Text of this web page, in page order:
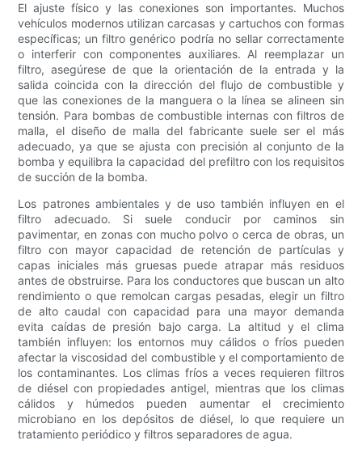
El ajuste físico y las conexiones son importantes. Muchos
vehículos modernos utilizan carcasas y cartuchos con formas
específicas; un filtro genérico podría no sellar correctamente
o interferir con componentes auxiliares. Al reemplazar un
filtro, asegúrese de que la orientación de la entrada y la
salida coincida con la dirección del flujo de combustible y
que las conexiones de la manguera o la línea se alineen sin
tensión. Para bombas de combustible internas con filtros de
malla, el diseño de malla del fabricante suele ser el más
adecuado, ya que se ajusta con precisión al conjunto de la
bomba y equilibra la capacidad del prefiltro con los requisitos
de succión de la bomba.
Los patrones ambientales y de uso también influyen en el
filtro adecuado. Si suele conducir por caminos sin
pavimentar, en zonas con mucho polvo o cerca de obras, un
filtro con mayor capacidad de retención de partículas y
capas iniciales más gruesas puede atrapar más residuos
antes de obstruirse. Para los conductores que buscan un alto
rendimiento o que remolcan cargas pesadas, elegir un filtro
de alto caudal con capacidad para una mayor demanda
evita caídas de presión bajo carga. La altitud y el clima
también influyen: los entornos muy cálidos o fríos pueden
afectar la viscosidad del combustible y el comportamiento de
los contaminantes. Los climas fríos a veces requieren filtros
de diésel con propiedades antigel, mientras que los climas
cálidos y húmedos pueden aumentar el crecimiento
microbiano en los depósitos de diésel, lo que requiere un
tratamiento periódico y filtros separadores de agua.